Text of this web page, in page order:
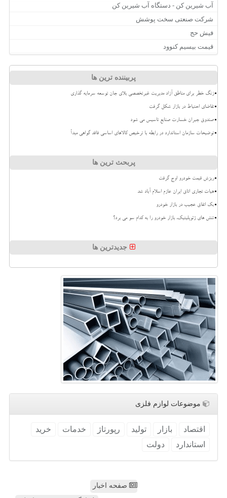
آب شیرین کن - دستگاه آب شیرین کن
شرکت صنعتی سخت پوشش
فیش حج
قیمت بیسیم کنوود
پربیننده ترین ها
زنگ خطر برای مناطق آزاد مدیریت غیرتخصصی بلای جان توسعه سرمایه گذاری
تقاضای احتیاط در بازار شکل گرفت
صندوق جبران خسارت صنایع تاسیس می شود
توضیحات سازمان استاندارد در رابطه با ترخیص کالاهای اساسی فاقد گواهی مبدأ
پربحث ترین ها
ریزش قیمت خودرو اوج گرفت
هیات تجاری اتاق ایران عازم اسلام آباد شد
بک اتفاق عجیب در بازار خودرو
تنش های ژئوپلیتیک، بازار خودرو را به کدام سو می برد؟
جدیدترین ها
موضوعات لوازم فلزی
اقتصاد بازار تولید رپورتاژ خدمات
خرید
استاندارد
دولت
صفحه اخبار